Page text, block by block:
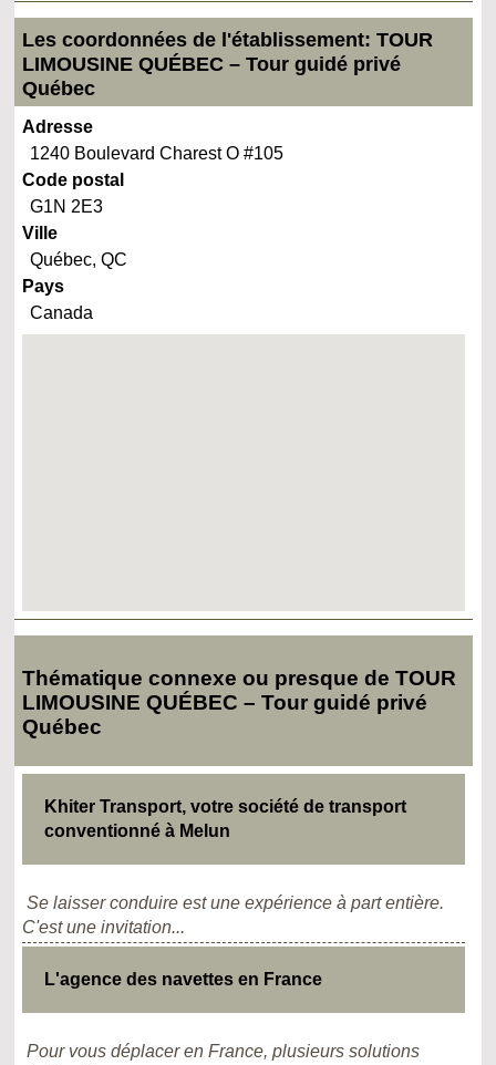
Les coordonnées de l'établissement: TOUR
LIMOUSINE QUÉBEC – Tour guidé privé
Québec
Adresse
1240 Boulevard Charest O #105
Code postal
G1N 2E3
Ville
Québec, QC
Pays
Canada
Thématique connexe ou presque de TOUR
LIMOUSINE QUÉBEC – Tour guidé privé
Québec
Khiter Transport, votre société de transport
conventionné à Melun
Se laisser conduire est une expérience à part entière.
C'est une invitation...
L'agence des navettes en France
Pour vous déplacer en France, plusieurs solutions